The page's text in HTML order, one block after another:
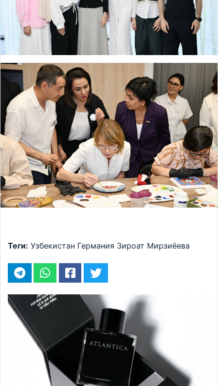
Теги: Узбекистан Германия Зироат Мирзиёева